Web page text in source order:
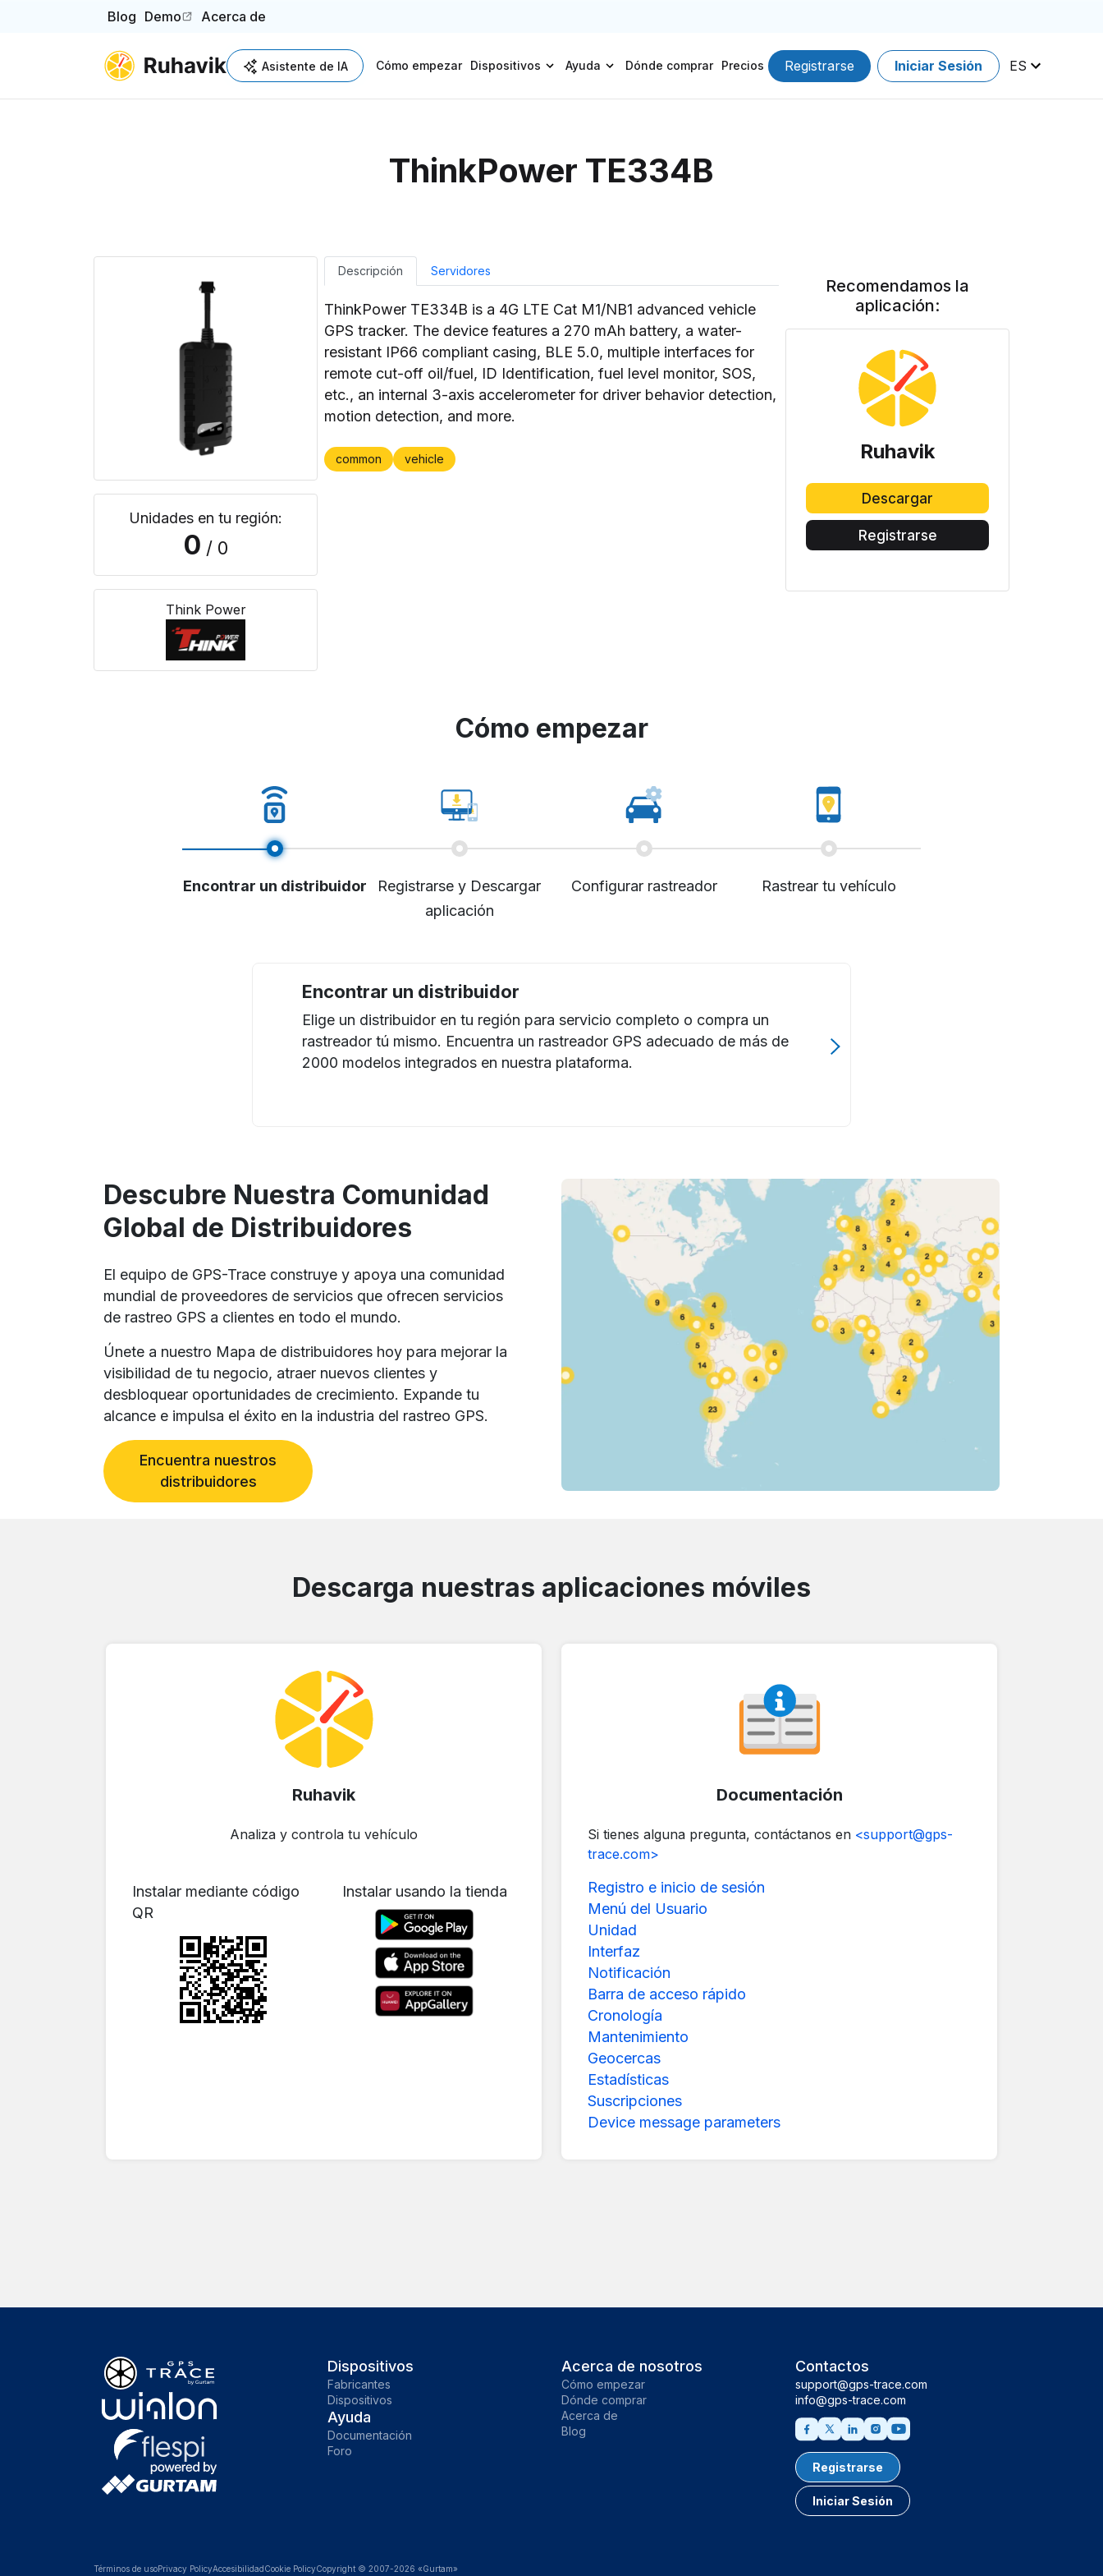
Blog Demo
(opens in a new tab)
Acerca de
Asistente de IA Cómo empezar Dispositivos Ayuda Dónde comprar Precios Registrarse Iniciar Sesión ES
ThinkPower TE334B
Unidades en tu región:
0 / 0
Think Power
Descripción Servidores
ThinkPower TE334B is a 4G LTE Cat M1/NB1 advanced vehicle
GPS tracker. The device features a 270 mAh battery, a water-
resistant IP66 compliant casing, BLE 5.0, multiple interfaces for
remote cut-off oil/fuel, ID Identification, fuel level monitor, SOS,
etc., an internal 3-axis accelerometer for driver behavior detection,
motion detection, and more.
common vehicle
Recomendamos la
aplicación:
Ruhavik
Descargar
Registrarse
Cómo empezar
Encontrar un distribuidor
Registrarse y Descargar
aplicación
Configurar rastreador Rastrear tu vehículo
Encontrar un distribuidor
Elige un distribuidor en tu región para servicio completo o compra un
rastreador tú mismo. Encuentra un rastreador GPS adecuado de más de
2000 modelos integrados en nuestra plataforma.
Descubre Nuestra Comunidad
Global de Distribuidores
El equipo de GPS-Trace construye y apoya una comunidad
mundial de proveedores de servicios que ofrecen servicios
de rastreo GPS a clientes en todo el mundo.
Únete a nuestro Mapa de distribuidores hoy para mejorar la
visibilidad de tu negocio, atraer nuevos clientes y
desbloquear oportunidades de crecimiento. Expande tu
alcance e impulsa el éxito en la industria del rastreo GPS.
Encuentra nuestros
distribuidores
Descarga nuestras aplicaciones móviles
Ruhavik
Analiza y controla tu vehículo
Instalar mediante código
QR
Instalar usando la tienda
Documentación
Si tienes alguna pregunta, contáctanos en <support@gps-
trace.com>
Registro e inicio de sesión
Menú del Usuario
Unidad
Interfaz
Notificación
Barra de acceso rápido
Cronología
Mantenimiento
Geocercas
Estadísticas
Suscripciones
Device message parameters
Dispositivos
Fabricantes
Dispositivos
Ayuda
Documentación
Foro
Acerca de nosotros
Cómo empezar
Dónde comprar
Acerca de
Blog
Contactos
support@gps-trace.com
info@gps-trace.com
Registrarse
Iniciar Sesión
Términos de usoPrivacy PolicyAccesibilidadCookie PolicyCopyright © 2007-2026 «Gurtam»